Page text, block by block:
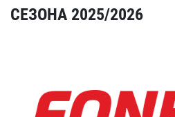
СЕЗОНА 2025/2026